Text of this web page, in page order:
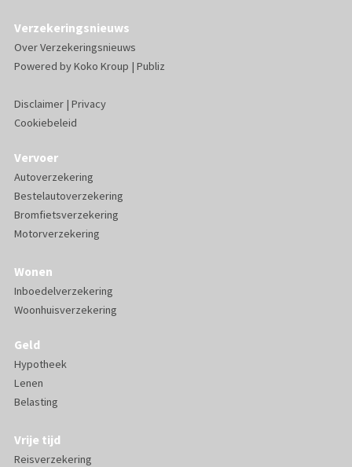
Verzekeringsnieuws
Over Verzekeringsnieuws
Powered byKoko Kroup | Publiz
Disclaimer| Privacy
Cookiebeleid
Vervoer
Autoverzekering
Bestelautoverzekering
Bromfietsverzekering
Motorverzekering
Wonen
Inboedelverzekering
Woonhuisverzekering
Geld
Hypotheek
Lenen
Belasting
Vrije tijd
Reisverzekering